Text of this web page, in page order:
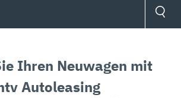
Ihren Neuwagen mit
Autoleasing